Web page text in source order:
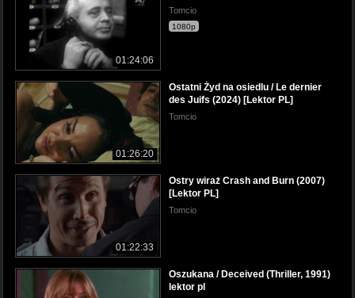
01:24:06
Tomcio
1080p
01:26:20
Ostatni Żyd na osiedlu / Le dernier
des Juifs (2024) [Lektor PL]
Tomcio
01:22:33
Ostry wiraż Crash and Burn (2007)
[Lektor PL]
Tomcio
Oszukana / Deceived (Thriller, 1991)
lektor pl